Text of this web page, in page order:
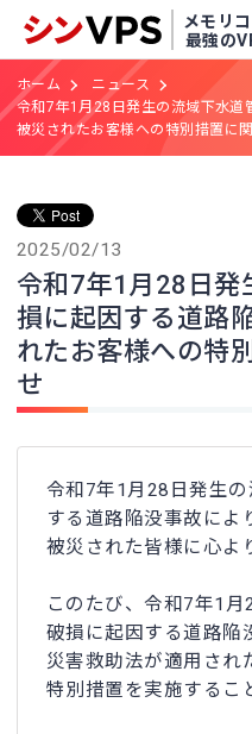
メモリ
最強の
ホーム
ニュース
令和7年1月28日発生の流域下水道
被災されたお客様への特別措置に
2025/02/13
令和7年1月28日発
損に起因する道路
れたお客様への特
せ
令和7年1月28日発生
する道路陥没事故によ
被災された皆様に心よ
このたび、令和7年1
破損に起因する道路陥
災害救助法が適用され
特別措置を実施するこ